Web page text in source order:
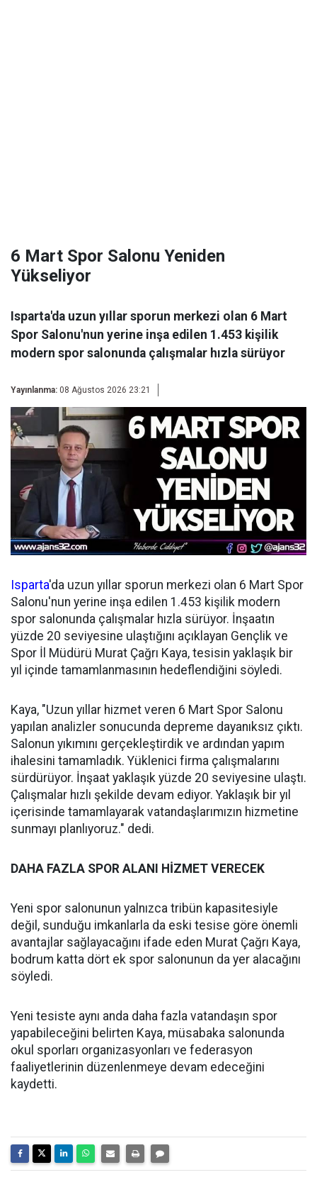
6 Mart Spor Salonu Yeniden
Yükseliyor
Isparta'da uzun yıllar sporun merkezi olan 6 Mart
Spor Salonu'nun yerine inşa edilen 1.453 kişilik
modern spor salonunda çalışmalar hızla sürüyor
Yayınlanma: 08 Ağustos 2026 23:21
Isparta'da uzun yıllar sporun merkezi olan 6 Mart Spor
Salonu'nun yerine inşa edilen 1.453 kişilik modern
spor salonunda çalışmalar hızla sürüyor. İnşaatın
yüzde 20 seviyesine ulaştığını açıklayan Gençlik ve
Spor İl Müdürü Murat Çağrı Kaya, tesisin yaklaşık bir
yıl içinde tamamlanmasının hedeflendiğini söyledi.
Kaya, "Uzun yıllar hizmet veren 6 Mart Spor Salonu
yapılan analizler sonucunda depreme dayanıksız çıktı.
Salonun yıkımını gerçekleştirdik ve ardından yapım
ihalesini tamamladık. Yüklenici firma çalışmalarını
sürdürüyor. İnşaat yaklaşık yüzde 20 seviyesine ulaştı.
Çalışmalar hızlı şekilde devam ediyor. Yaklaşık bir yıl
içerisinde tamamlayarak vatandaşlarımızın hizmetine
sunmayı planlıyoruz." dedi.
DAHA FAZLA SPOR ALANI HİZMET VERECEK
Yeni spor salonunun yalnızca tribün kapasitesiyle
değil, sunduğu imkanlarla da eski tesise göre önemli
avantajlar sağlayacağını ifade eden Murat Çağrı Kaya,
bodrum katta dört ek spor salonunun da yer alacağını
söyledi.
Yeni tesiste aynı anda daha fazla vatandaşın spor
yapabileceğini belirten Kaya, müsabaka salonunda
okul sporları organizasyonları ve federasyon
faaliyetlerinin düzenlenmeye devam edeceğini
kaydetti.